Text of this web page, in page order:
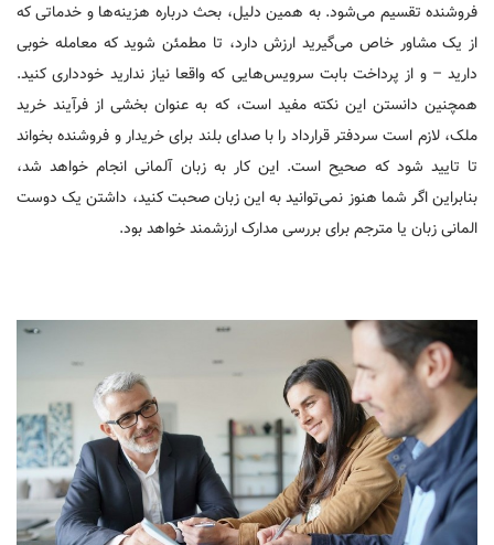
فروشنده تقسیم می‌شود. به همین دلیل، بحث درباره هزینه‌‌ها و خدماتی که
از یک مشاور خاص می‌گیرید ارزش دارد، تا مطمئن شوید که معامله خوبی
دارید – و از پرداخت بابت سرویس‌هایی که واقعا نیاز ندارید خودداری کنید.
همچنین دانستن این نکته مفید است، که به عنوان بخشی از فرآیند خرید
ملک، لازم است سردفتر قرارداد را با صدای بلند برای خریدار و فروشنده بخواند
تا تایید شود که صحیح است. این کار به زبان آلمانی انجام خواهد شد،
بنابراین اگر شما هنوز نمی‌توانید به این زبان صحبت کنید، داشتن یک دوست
المانی زبان یا مترجم برای بررسی مدارک ارزشمند خواهد بود.